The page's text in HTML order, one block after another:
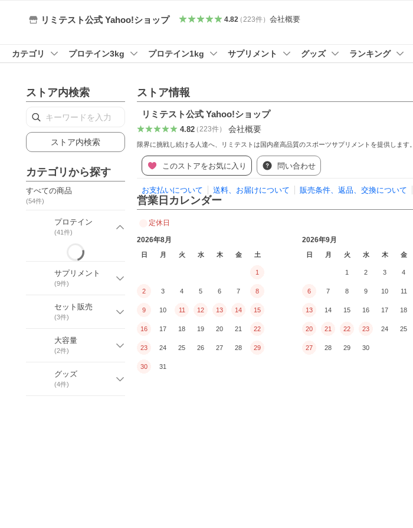
リミテスト公式 Yahoo!ショップ 4.82（ 223件） 会社概要
カテゴリ プロテイン3kg プロテイン1kg サプリメント グッズ ランキング
ストア内検索
ストア内検索
カテゴリから探す
すべての商品
(54件)
プロテイン
(41件)
サプリメント
(9件)
セット販売
(3件)
大容量
(2件)
グッズ
(4件)
ストア情報
リミテスト公式 Yahoo!ショップ
4.82（223件） 会社概要
限界に挑戦し続ける人達へ、リミテストは国内産高品質のスポーツサプリメントを提供します。
このストアをお気に入り 問い合わせ
お支払いについて 送料、お届けについて 販売条件、返品、交換について
営業日カレンダー
定休日
2026年8月
日 月 火 水 木 金 土
1
2 3 4 5 6 7 8
9 10 11 12 13 14 15
16 17 18 19 20 21 22
23 24 25 26 27 28 29
30 31
2026年9月
日 月 火 水 木 金
1 2 3 4
6 7 8 9 10 11
13 14 15 16 17 18
20 21 22 23 24 25
27 28 29 30